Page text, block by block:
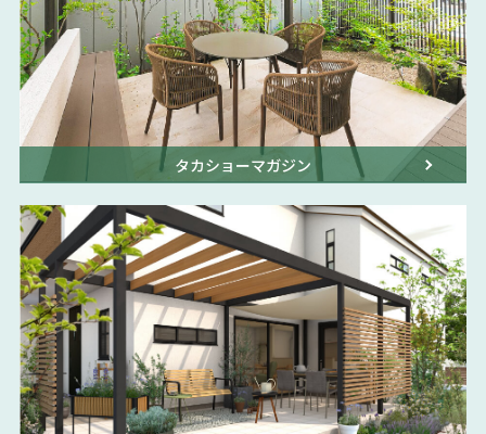
タカショーマガジン